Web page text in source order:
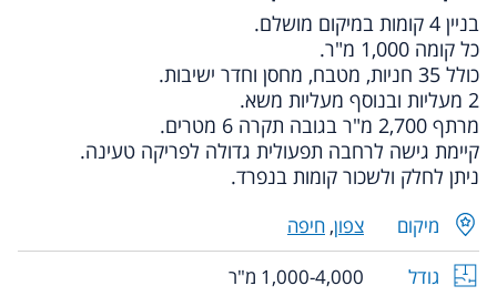
בניין 4 קומות במיקום מושלם.
כל קומה 1,000 מ"ר.
כולל 35 חניות, מטבח, מחסן וחדר ישיבות.
2 מעליות ובנוסף מעליות משא.
מרתף 2,700 מ"ר בגובה תקרה 6 מטרים.
קיימת גישה לרחבה תפעולית גדולה לפריקה טעינה.
ניתן לחלק ולשכור קומות בנפרד.
מיקום צפון, חיפה
גודל
1,000-4,000 מ"ר